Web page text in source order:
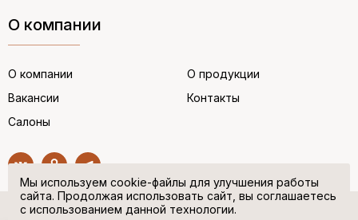
О компании
О компании
Вакансии
Салоны
О продукции
Контакты
© “НЕМЕЦКАЯ ОБУВЬ” 2017. Все права защищены.
Мы используем cookie-файлы для улучшения работы
сайта. Продолжая использовать сайт, вы соглашаетесь
с использованием данной технологии.